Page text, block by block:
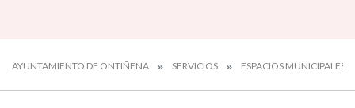
AYUNTAMIENTO DE ONTIÑENA SERVICIOS ESPACIOS MUNICIPALES